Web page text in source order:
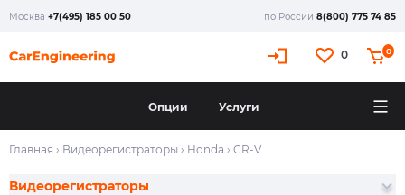
Москва +7(495) 185 00 50 по России 8(800) 775 74 85
0 0
Опции Услуги
Главная › Видеорегистраторы › Honda › CR-V
Видеорегистраторы